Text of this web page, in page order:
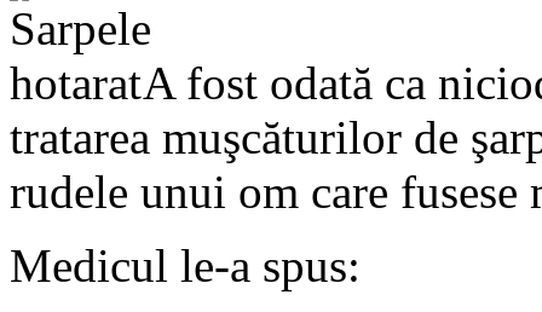
A fost odată ca
tratarea muşcăturilor de
rudele unui om care fusese
Medicul le-a spus: